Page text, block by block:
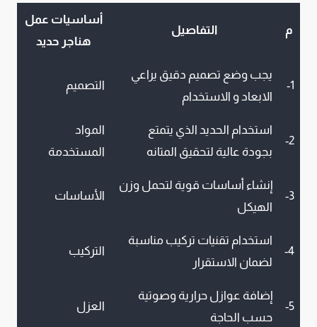
م التفاصيل
أساسيات عمل
هناجر حديد
1-
يجب وضع تصميم دقيق يراعي
الابعاد و الاستخدام
التصميم
2-
استخدام الحديد الذي يتمتع
بجودة عالية لتحقيق المتانه
المواد
المستخدمة
3-
إنشاء أساسات قوية لتحمل وزن
الهيكل
الأساسات
4-
استخدام تقنيات تركيب مناسبة
لضمان الاستقرار
التركيب
5-
إضافة عوازل حرارية وصوتية
حسب الحاجة
العزل